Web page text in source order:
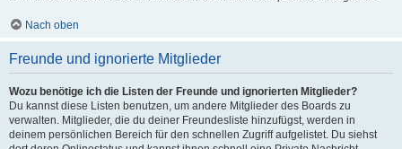
Nach oben
Freunde und ignorierte Mitglieder
Wozu benötige ich die Listen der Freunde und ignorierten Mitglieder?
Du kannst diese Listen benutzen, um andere Mitglieder des Boards zu
verwalten. Mitglieder, die du deiner Freundesliste hinzufügst, werden in
deinem persönlichen Bereich für den schnellen Zugriff aufgelistet. Du siehst